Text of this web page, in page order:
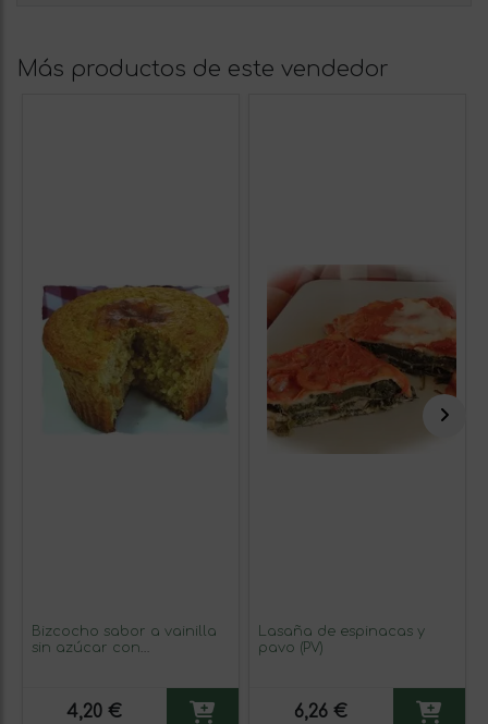
Más productos de este vendedor
Bizcocho sabor a vainilla
sin azúcar con
4,20 €
Lasaña de espinacas y
pavo (PV)
6,26 €